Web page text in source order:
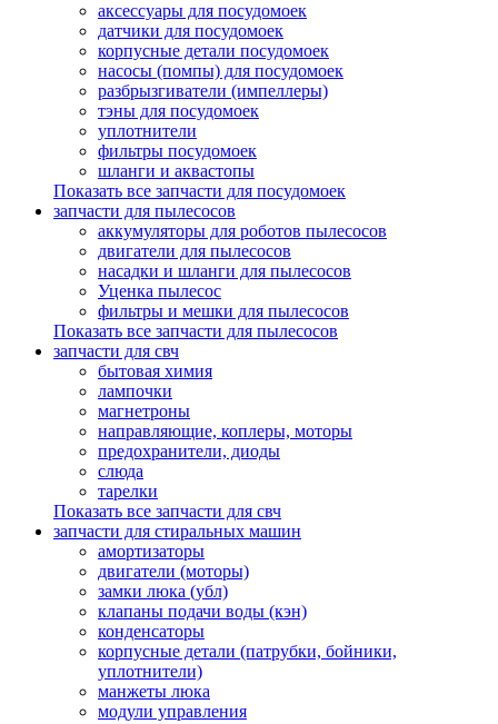
аксессуары для посудомоек
датчики для посудомоек
корпусные детали посудомоек
насосы (помпы) для посудомоек
разбрызгиватели (импеллеры)
тэны для посудомоек
уплотнители
фильтры посудомоек
шланги и аквастопы
Показать все запчасти для посудомоек
запчасти для пылесосов
аккумуляторы для роботов пылесосов
двигатели для пылесосов
насадки и шланги для пылесосов
Уценка пылесос
фильтры и мешки для пылесосов
Показать все запчасти для пылесосов
запчасти для свч
бытовая химия
лампочки
магнетроны
направляющие, коплеры, моторы
предохранители, диоды
слюда
тарелки
Показать все запчасти для свч
запчасти для стиральных машин
амортизаторы
двигатели (моторы)
замки люка (убл)
клапаны подачи воды (кэн)
конденсаторы
корпусные детали (патрубки, бойники,
уплотнители)
манжеты люка
модули управления